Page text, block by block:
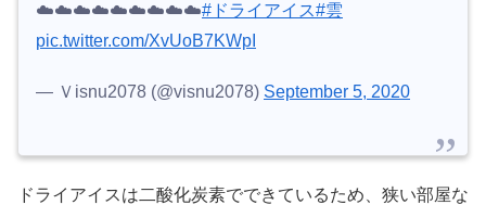
☁️☁️☁️☁️☁️☁️☁️☁️☁️#ドライアイス#雲
pic.twitter.com/XvUoB7KWpI
— Ｖisnu2078 (@visnu2078) September 5, 2020
ドライアイスは二酸化炭素でできているため、狭い部屋な